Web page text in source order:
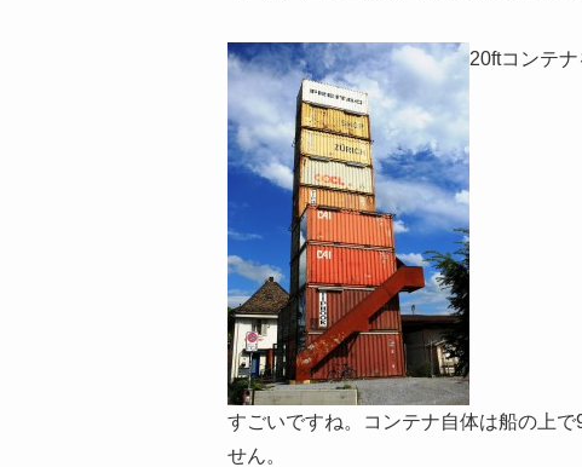
20ftコンテ
すごいですね。コンテナ自体は船の上
せん。